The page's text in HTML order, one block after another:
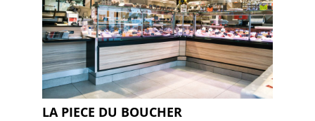
LA PIECE DU BOUCHER